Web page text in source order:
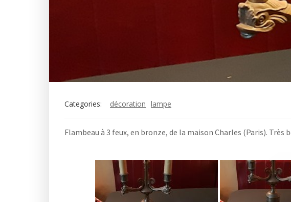
Categories: décoration lampe
Flambeau à 3 feux, en bronze, de la maison Charles (Paris).